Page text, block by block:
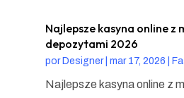
Najlepsze kasyna online z
depozytami 2026
por Designer| mar 17, 2026
Najlepsze kasyna online z